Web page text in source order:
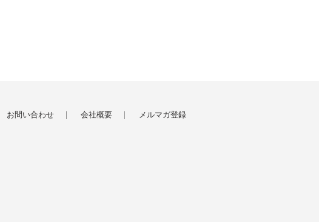
お問い合わせ 会社概要 メルマガ登録